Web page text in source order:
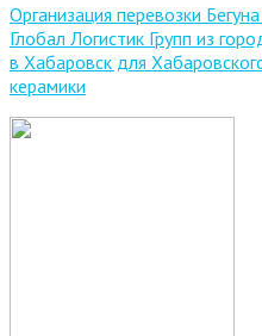
Организация перевозки
Глобал Логистик Групп из
в Хабаровск для
керамики